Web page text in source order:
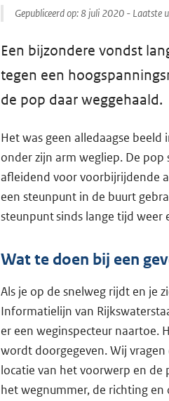
Gepubliceerd op:8 juli 2020 - Laatste
Een bijzondere vondst
tegen een
de pop daar weggehaald.
Het was geen alledaagse
onder zijn arm wegliep. De pop
afleidend voor voorbijrijdende
een steunpunt in de buurt
steunpunt sinds lange tijd
Wat te doen bij een
Als je op de snelweg rijdt en je
Informatielijn van
er een weginspecteur naartoe.
wordt doorgegeven. Wij
locatie van het voorwerp en de
het wegnummer, de richting en